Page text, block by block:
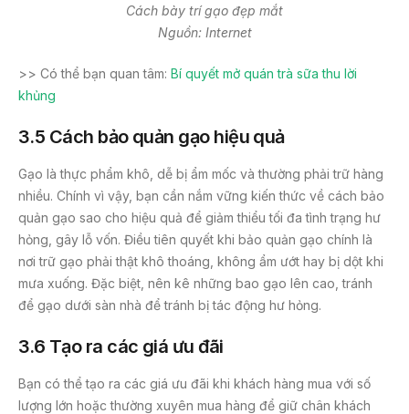
Cách bày trí gạo đẹp mắt
Nguồn: Internet
>> Có thể bạn quan tâm: Bí quyết mở quán trà sữa thu lời
khủng
3.5 Cách bảo quản gạo hiệu quả
Gạo là thực phẩm khô, dễ bị ẩm mốc và thường phải trữ hàng
nhiều. Chính vì vậy, bạn cần nắm vững kiến thức về cách bảo
quản gạo sao cho hiệu quả để giảm thiểu tối đa tình trạng hư
hỏng, gây lỗ vốn. Điều tiên quyết khi bảo quản gạo chính là
nơi trữ gạo phải thật khô thoáng, không ẩm ướt hay bị dột khi
mưa xuống. Đặc biệt, nên kê những bao gạo lên cao, tránh
để gạo dưới sàn nhà để tránh bị tác động hư hỏng.
3.6 Tạo ra các giá ưu đãi
Bạn có thể tạo ra các giá ưu đãi khi khách hàng mua với số
lượng lớn hoặc thường xuyên mua hàng để giữ chân khách